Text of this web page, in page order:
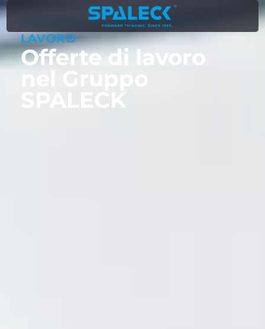
CARRIERA E OPPORTUNITÀ DI
LAVORO
Offerte di lavoro
nel Gruppo
SPALECK